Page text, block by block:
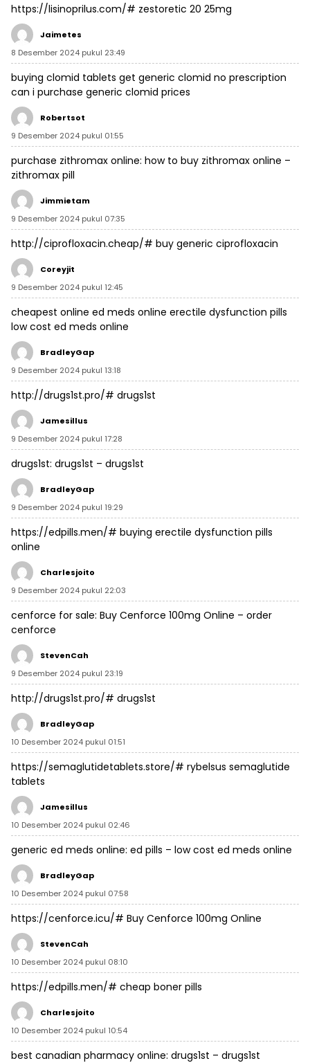
https://lisinoprilus.com/# zestoretic 20 25mg
Jaimetes
8 Desember 2024 pukul 23:49
buying clomid tablets get generic clomid no prescription
can i purchase generic clomid prices
Robertsot
9 Desember 2024 pukul 01:55
purchase zithromax online: how to buy zithromax online –
zithromax pill
Jimmietam
9 Desember 2024 pukul 07:35
http://ciprofloxacin.cheap/# buy generic ciprofloxacin
Coreyjit
9 Desember 2024 pukul 12:45
cheapest online ed meds online erectile dysfunction pills
low cost ed meds online
BradleyGap
9 Desember 2024 pukul 13:18
http://drugs1st.pro/# drugs1st
Jamesillus
9 Desember 2024 pukul 17:28
drugs1st: drugs1st – drugs1st
BradleyGap
9 Desember 2024 pukul 19:29
https://edpills.men/# buying erectile dysfunction pills
online
Charlesjoito
9 Desember 2024 pukul 22:03
cenforce for sale: Buy Cenforce 100mg Online – order
cenforce
StevenCah
9 Desember 2024 pukul 23:19
http://drugs1st.pro/# drugs1st
BradleyGap
10 Desember 2024 pukul 01:51
https://semaglutidetablets.store/# rybelsus semaglutide
tablets
Jamesillus
10 Desember 2024 pukul 02:46
generic ed meds online: ed pills – low cost ed meds online
BradleyGap
10 Desember 2024 pukul 07:58
https://cenforce.icu/# Buy Cenforce 100mg Online
StevenCah
10 Desember 2024 pukul 08:10
https://edpills.men/# cheap boner pills
Charlesjoito
10 Desember 2024 pukul 10:54
best canadian pharmacy online: drugs1st – drugs1st